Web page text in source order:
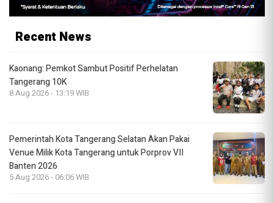
Recent News
Kaonang: Pemkot Sambut Positif Perhelatan
Tangerang 10K
8 Aug 2026 - 13:19 WIB
Pemerintah Kota Tangerang Selatan Akan Pakai
Venue Milik Kota Tangerang untuk Porprov VII
Banten 2026
5 Aug 2026 - 06:06 WIB